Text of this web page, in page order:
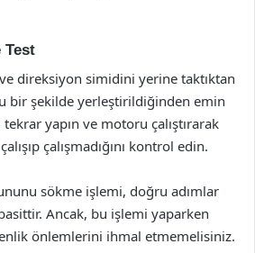
Test
direksiyon simidini yerine taktıktan
bir şekilde yerleştirildiğinden emin
tekrar yapın ve motoru çalıştırarak
çalışmadığını kontrol edin.
sökme işlemi, doğru adımlar
Ancak, bu işlemi yaparken
önlemlerini ihmal etmemelisiniz.